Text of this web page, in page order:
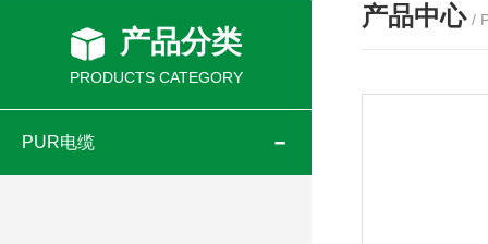
产品分类
PRODUCTS CATEGORY
PUR电缆
产品中心 /